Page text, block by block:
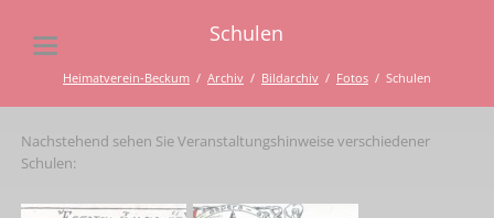
Schulen
Heimatverein-Beckum Archiv Bildarchiv Fotos Schulen
Nachstehend sehen Sie Veranstaltungshinweise verschiedener
Schulen: